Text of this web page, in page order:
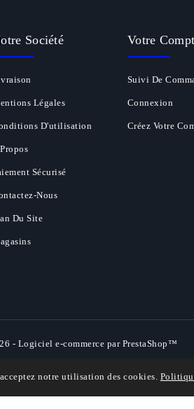
Société
Légales
D'utilisation
Sécurisé
Nous
Du Site
Votre
Suivi De
Connexion
Créez Votre
notre utilisation des cookies.
- Logiciel e-commerce par PrestaShop™